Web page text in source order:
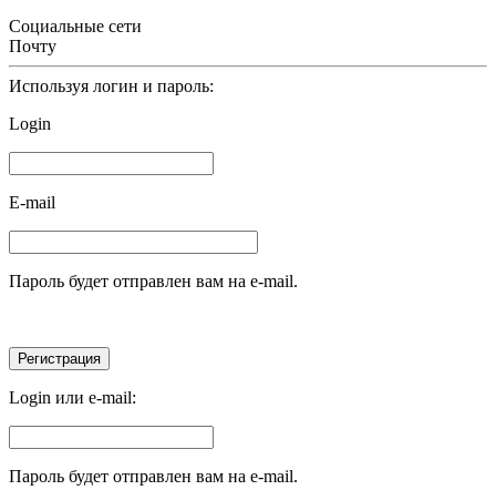
Социальные сети
Почту
Используя логин и пароль:
Login
E-mail
Пароль будет отправлен вам на e-mail.
Login или e-mail:
Пароль будет отправлен вам на e-mail.